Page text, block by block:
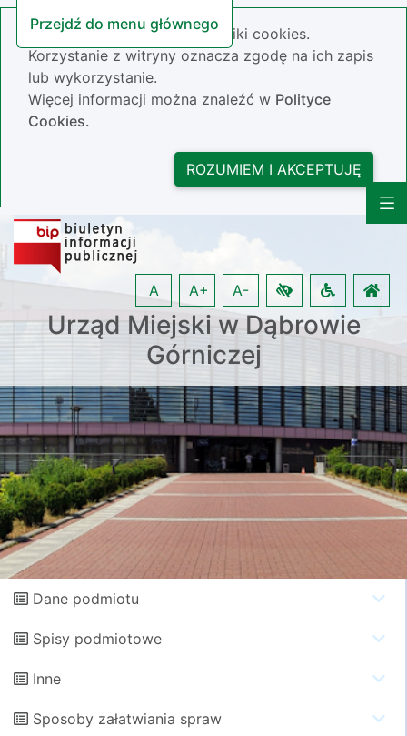
Przejdź do menu głównego
Nasza strona wykorzystuje pliki cookies.
Korzystanie z witryny oznacza zgodę na ich zapis
lub wykorzystanie.
Więcej informacji można znaleźć w Polityce
Cookies.
ROZUMIEM I AKCEPTUJĘ
Urząd Miejski w Dąbrowie
Górniczej
A A+ A-
Dane podmiotu
Spisy podmiotowe
Inne
Sposoby załatwiania spraw